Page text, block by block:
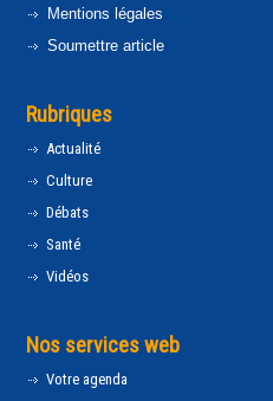
Mentions légales
Soumettre article
Rubriques
Actualité
Culture
Débats
Santé
Vidéos
Nos services web
Votre agenda